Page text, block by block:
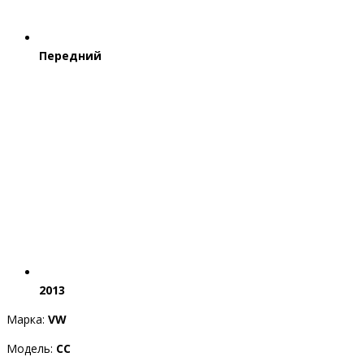
Передний
2013
Марка: VW
Модель: CC